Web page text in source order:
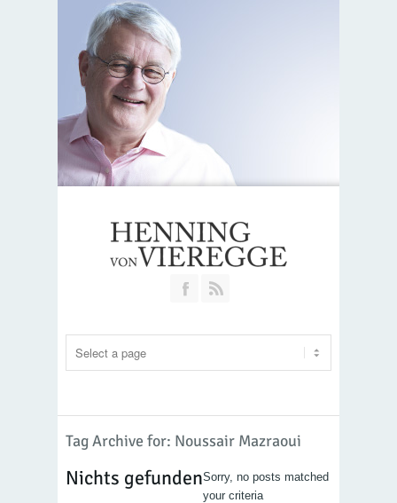
Join our Facebook Group
Tag Archive for: Noussair Mazraoui
Nichts gefundenSorry, no posts matched
your criteria